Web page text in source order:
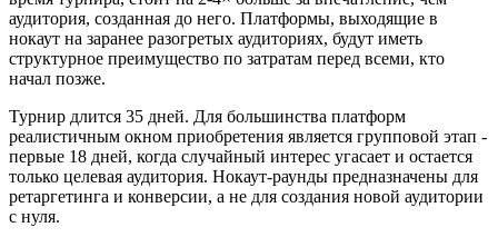
аудитория, созданная до него. Платформы, выходящие в
нокаут на заранее разогретых аудиториях, будут иметь
структурное преимущество по затратам перед всеми, кто
начал позже.
Турнир длится 35 дней. Для большинства платформ
реалистичным окном приобретения является групповой этап -
первые 18 дней, когда случайный интерес угасает и остается
только целевая аудитория. Нокаут-раунды предназначены для
ретаргетинга и конверсии, а не для создания новой аудитории
с нуля.